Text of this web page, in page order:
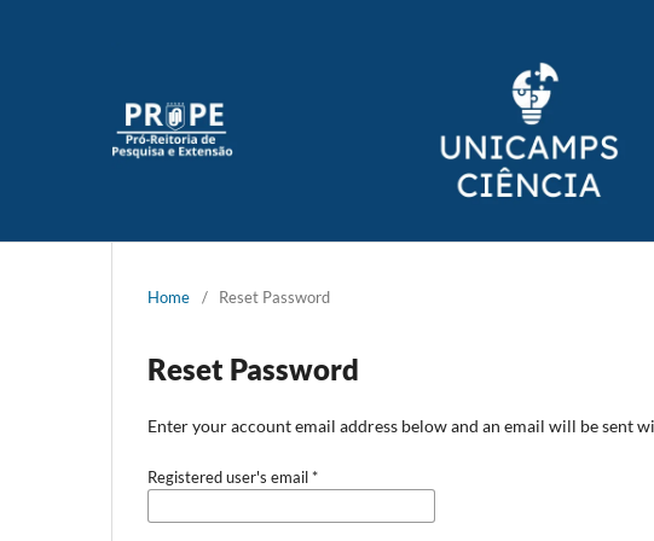
Home / Reset Password
Reset Password
Enter your account email address below and an email will be sent
Registered user's email*